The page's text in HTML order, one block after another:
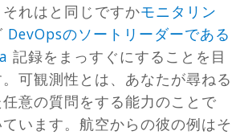
れはと同じですかモニタリン
DevOpsのソートリーダーである
記録をまっすぐにすることを目
可観測性とは、あなたが尋ねる
意の質問をする能力のことで
います。航空からの彼の例はそ